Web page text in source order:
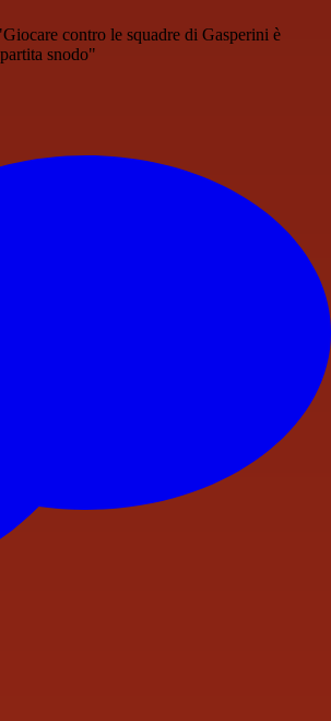
contro le squadre di Gasperini è
snodo"